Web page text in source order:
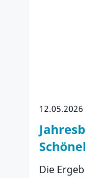
12.05.2026
Die